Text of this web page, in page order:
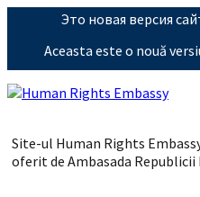
Это новая версия
Aceasta este o nouă
Site-ul Human Rights
oferit de Ambasada